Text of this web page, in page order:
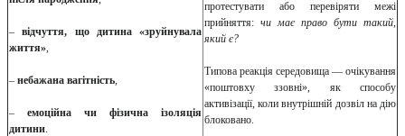
–відчуття, що дитина «зруйнувала
життя»,
– небажана вагітність,
– емоційна чи фізична ізоляція
дитини.
протестувати або перевіряти межі
прийняття: чи має право бути такий,
який є?
Типова реакція середовища — очікування
«поштовху ззовні», як способу
активізації, коли внутрішній дозвіл на дію
блоковано.